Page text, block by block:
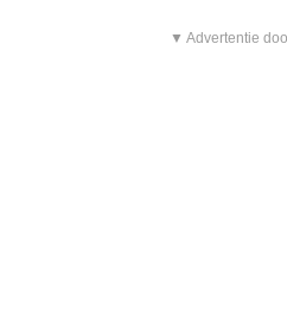
▼ Advertentie